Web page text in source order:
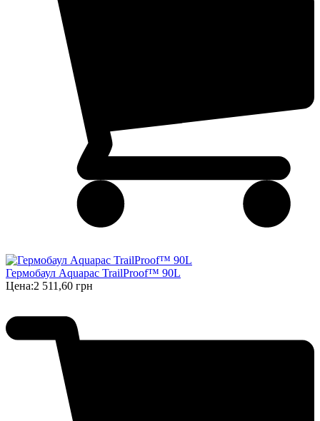
Гермобаул Aquapac TrailProof™ 90L
Цена:2 511,60 грн